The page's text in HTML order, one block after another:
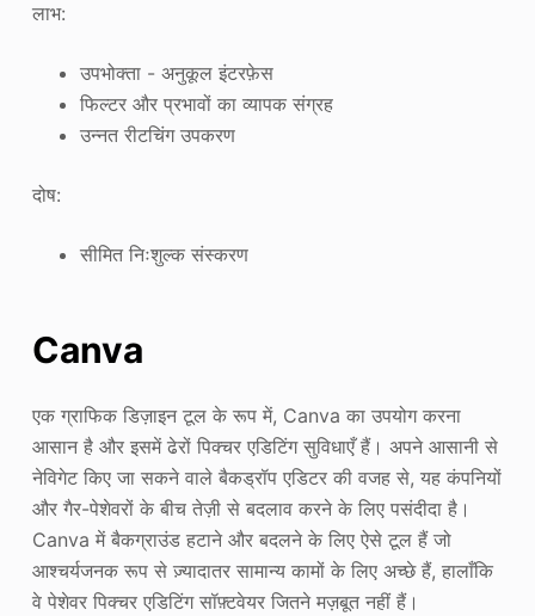
लाभ:
उपभोक्ता - अनुकूल इंटरफ़ेस
फिल्टर और प्रभावों का व्यापक संग्रह
उन्नत रीटचिंग उपकरण
दोष:
सीमित निःशुल्क संस्करण
Canva
एक ग्राफिक डिज़ाइन टूल के रूप में, Canva का उपयोग करना
आसान है और इसमें ढेरों पिक्चर एडिटिंग सुविधाएँ हैं। अपने आसानी से
नेविगेट किए जा सकने वाले बैकड्रॉप एडिटर की वजह से, यह कंपनियों
और गैर-पेशेवरों के बीच तेज़ी से बदलाव करने के लिए पसंदीदा है।
Canva में बैकग्राउंड हटाने और बदलने के लिए ऐसे टूल हैं जो
आश्चर्यजनक रूप से ज़्यादातर सामान्य कामों के लिए अच्छे हैं, हालाँकि
वे पेशेवर पिक्चर एडिटिंग सॉफ़्टवेयर जितने मज़बूत नहीं हैं।